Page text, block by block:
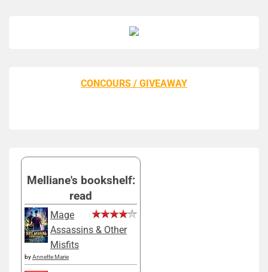
CONCOURS / GIVEAWAY
Melliane's bookshelf:
read
Mage
Assassins & Other
Misfits
byAnnette Marie